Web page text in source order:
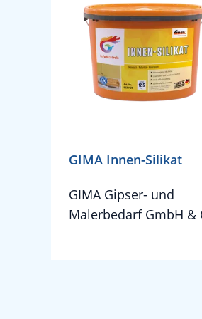
GIMA Innen-Silikat
GIMA Gipser- und
Malerbedarf GmbH &